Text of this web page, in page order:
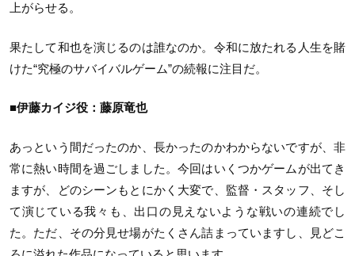
上がらせる。
果たして和也を演じるのは誰なのか。令和に放たれる人生を賭
けた“究極のサバイバルゲーム”の続報に注目だ。
■伊藤カイジ役：藤原竜也
あっという間だったのか、長かったのかわからないですが、非
常に熱い時間を過ごしました。今回はいくつかゲームが出てき
ますが、どのシーンもとにかく大変で、監督・スタッフ、そし
て演じている我々も、出口の見えないような戦いの連続でし
た。ただ、その分見せ場がたくさん詰まっていますし、見どこ